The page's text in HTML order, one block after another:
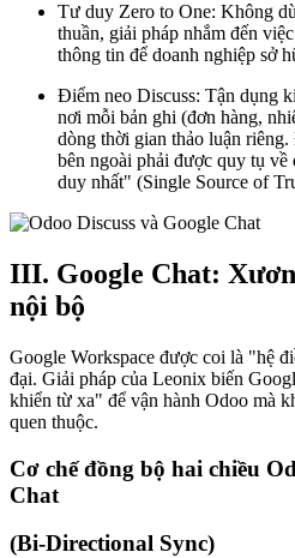
Tư duy Zero to One: Không
thuần, giải pháp nhắm đến
thông tin để doanh nghiệp sở
Điểm neo Discuss: Tận dụng
nơi mỗi bản ghi (đơn hàng,
dòng thời gian thảo luận
bên ngoài phải được quy tụ
duy nhất" (Single Source of
III. Google Chat:
nội bộ
Google Workspace được coi là "hệ
đại. Giải pháp của Leonix biến
khiển từ xa" để vận hành Odoo mà
quen thuộc.
Cơ chế đồng bộ hai chiều
Chat
(Bi-Directional Sync)